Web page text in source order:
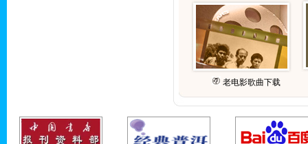
老电影歌曲下载